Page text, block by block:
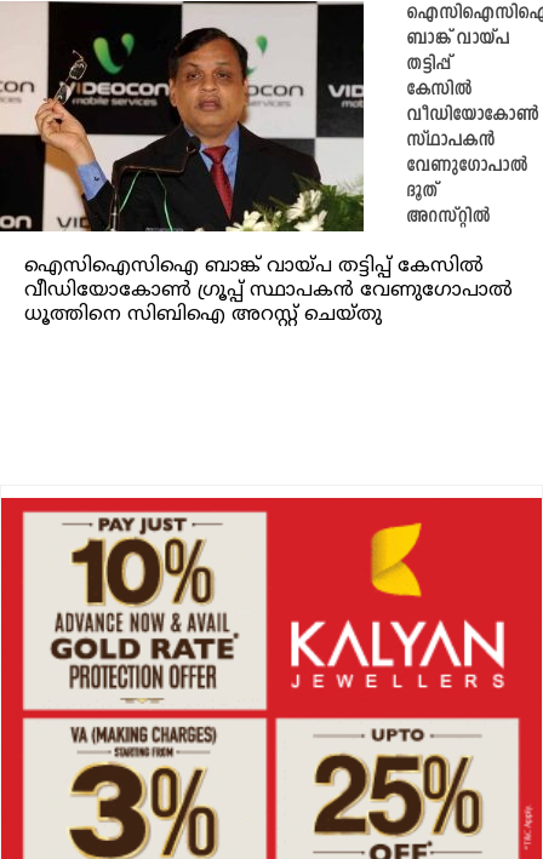
ബാങ്ക് വായ്പ
തട്ടിപ്പ്
കേസിൽ
വീഡിയോകോൺ
സ്ഥാപകൻ
വേണുഗോപാൽ
ദൂത്
അറസ്റ്റിൽ
ഐസിഐസിഐ ബാങ്ക് വായ്പ തട്ടിപ്പ് കേസിൽ
വീഡിയോകോൺ ഗ്രൂപ്പ് സ്ഥാപകൻ വേണുഗോപാൽ
ധൂത്തിനെ സിബിഐ അറസ്റ്റ് ചെയ്തു